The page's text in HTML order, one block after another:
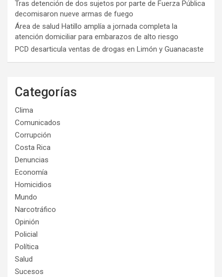
Tras detención de dos sujetos por parte de Fuerza Pública
decomisaron nueve armas de fuego
Área de salud Hatillo amplía a jornada completa la
atención domiciliar para embarazos de alto riesgo
PCD desarticula ventas de drogas en Limón y Guanacaste
Categorías
Clima
Comunicados
Corrupción
Costa Rica
Denuncias
Economía
Homicidios
Mundo
Narcotráfico
Opinión
Policial
Política
Salud
Sucesos